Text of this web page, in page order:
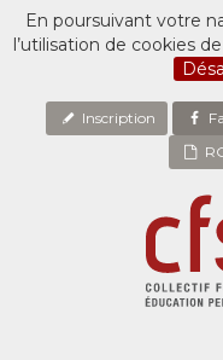
En poursuivant votre
l’utilisation de cookies
Inscription